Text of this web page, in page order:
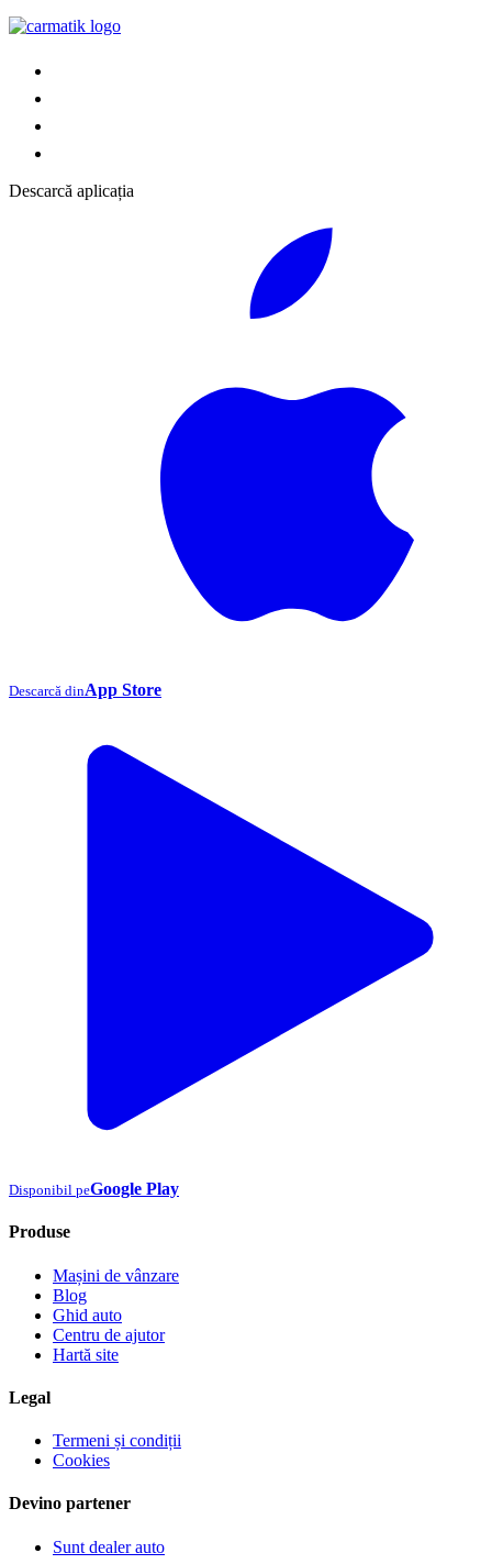
Descarcă aplicația
Descarcă dinApp Store
Disponibil peGoogle Play
Produse
Mașini de vânzare
Blog
Ghid auto
Centru de ajutor
Hartă site
Legal
Termeni și condiții
Cookies
Devino partener
Sunt dealer auto